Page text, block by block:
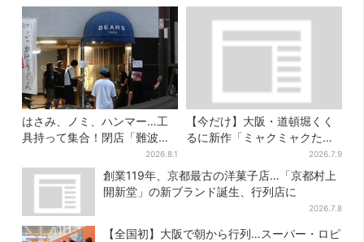
はさみ、ノミ、ハンマー…工
具持って集合！閉店「難波ベ
アーズ」最終日400人超…最
後は「もう帰ってください」
2026.8.1
【今だけ】大阪・道頓堀くく
るに新作「ミャクミャクたこ
焼」登場！関西の8店舗限定で
2026.7.9
創業119年、京都最古の洋菓子店…「京都村上
開新堂」の新ブランド誕生、行列店に
2026.7.8
【全国初】大阪で朝から行列…スーパー・ロピ